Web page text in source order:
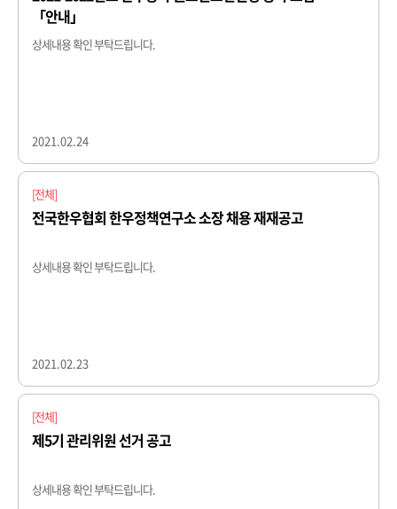
「안내」
상세내용 확인 부탁드립니다.​
2021.02.24
[전체]
전국한우협회 한우정책연구소 소장 채용 재재공고
상세내용 확인 부탁드립니다.
2021.02.23
[전체]
제5기 관리위원 선거 공고
상세내용 확인 부탁드립니다. ​ ​